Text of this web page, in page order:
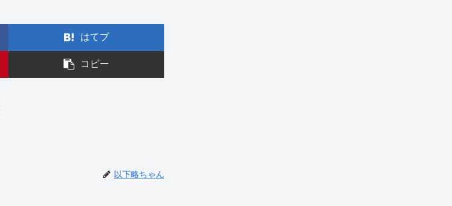
はてブ
コピー
以下略ちゃん